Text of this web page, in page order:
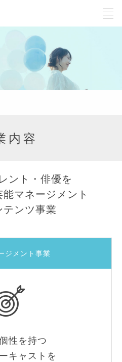
内容
ント・俳優を
マネージメント
テンツ事業
ジメント事業
性を持つ
キャストを